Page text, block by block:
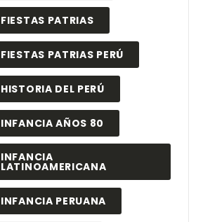
FIESTAS PATRIAS
FIESTAS PATRIAS PERÚ
HISTORIA DEL PERÚ
INFANCIA AÑOS 80
INFANCIA
LATINOAMERICANA
INFANCIA PERUANA